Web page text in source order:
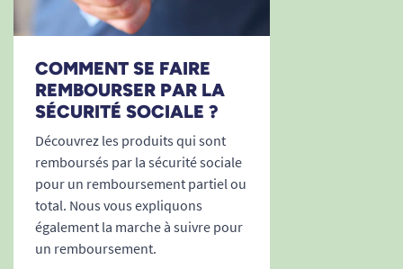
COMMENT SE FAIRE
REMBOURSER PAR LA
SÉCURITÉ SOCIALE ?
Découvrez les produits qui sont
remboursés par la sécurité sociale
pour un remboursement partiel ou
total. Nous vous expliquons
également la marche à suivre pour
un remboursement.